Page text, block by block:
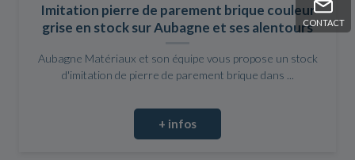
CONTACT
Imitation pierre de parement brique couleur
grise en stock sur Aubagne et ses alentours
Aubagne Matériaux et son équipe vous propose un stock
d'imitation de pierre de parement brique dans ...
+ infos